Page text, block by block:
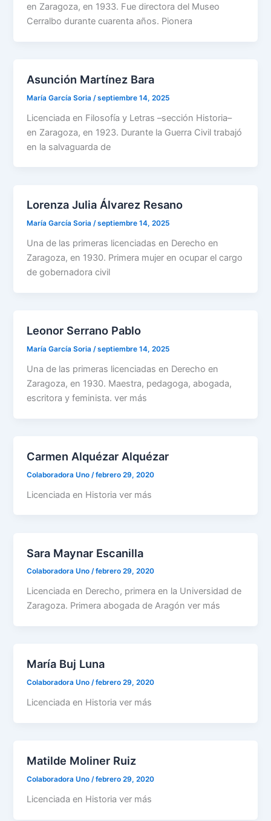
en Zaragoza, en 1933. Fue directora del Museo
Cerralbo durante cuarenta años. Pionera
Asunción Martínez Bara
María García Soria /septiembre 14, 2025
Licenciada en Filosofía y Letras –sección Historia–
en Zaragoza, en 1923. Durante la Guerra Civil trabajó
en la salvaguarda de
Lorenza Julia Álvarez Resano
María García Soria/septiembre 14, 2025
Una de las primeras licenciadas en Derecho en
Zaragoza, en 1930. Primera mujer en ocupar el cargo
de gobernadora civil
Leonor Serrano Pablo
María García Soria/septiembre 14, 2025
Una de las primeras licenciadas en Derecho en
Zaragoza, en 1930. Maestra, pedagoga, abogada,
escritora y feminista. ver más
Carmen Alquézar Alquézar
Colaboradora Uno /febrero 29, 2020
Licenciada en Historia ver más
Sara Maynar Escanilla
Colaboradora Uno/febrero 29, 2020
Licenciada en Derecho, primera en la Universidad de
Zaragoza. Primera abogada de Aragón ver más
María Buj Luna
Colaboradora Uno/febrero 29, 2020
Licenciada en Historia ver más
Matilde Moliner Ruiz
Colaboradora Uno/febrero 29, 2020
Licenciada en Historia ver más